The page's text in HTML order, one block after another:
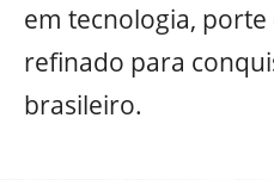
em tecnologia, porte
refinado para
brasileiro.